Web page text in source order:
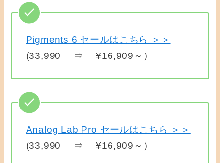
Pigments 6 セールはこちら ＞＞
(33,990⇒ ¥16,909～）
Analog Lab Pro セールはこちら ＞＞
(33,990⇒ ¥16,909～）